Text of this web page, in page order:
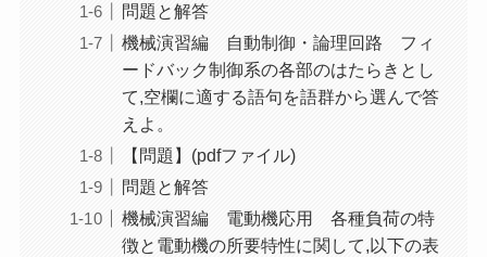
問題と解答
機械演習編 自動制御・論理回路 フィ
ードバック制御系の各部のはたらきとし
て,空欄に適する語句を語群から選んで答
えよ。
【問題】(pdfファイル)
問題と解答
機械演習編 電動機応用 各種負荷の特
徴と電動機の所要特性に関して,以下の表